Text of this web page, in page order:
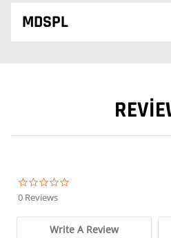
MDSPL
0 Reviews
Write A Review